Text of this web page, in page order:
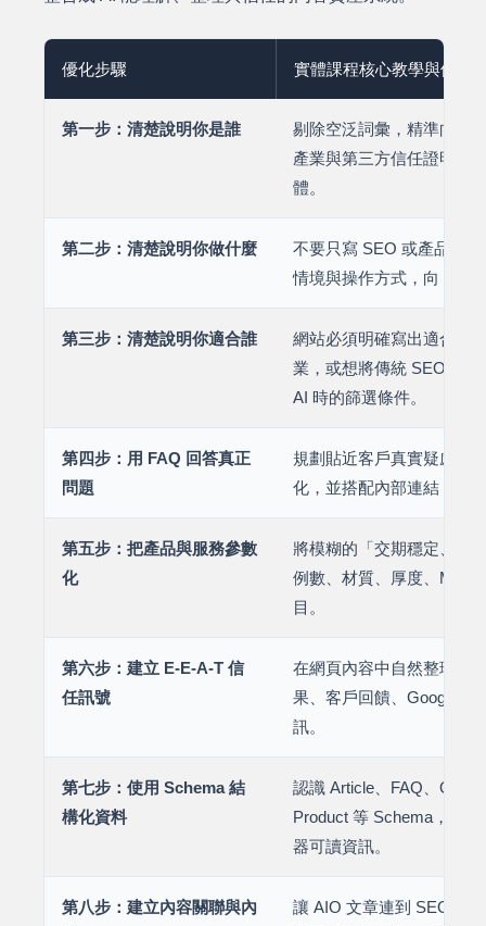
優化步驟 實體課程核心教學與優化
第一步：清楚說明你是誰
剔除空泛詞彙，精準向 AI
產業與第三方信任證明，
體。
第二步：清楚說明你做什麼
不要只寫 SEO 或產品名
情境與操作方式，向 AI
第三步：清楚說明你適合誰
網站必須明確寫出適合對
業，或想將傳統 SEO 升
AI 時的篩選條件。
第四步：用 FAQ 回答真正
問題
規劃貼近客戶真實疑慮的
化，並搭配內部連結，分
第五步：把產品與服務參數
化
將模糊的「交期穩定、經
例數、材質、厚度、
目。
第六步：建立 E-E-A-T 信
任訊號
在網頁內容中自然整理公
果、客戶回饋、Google
訊。
第七步：使用 Schema 結
構化資料
認識 Article、FAQ、
Product 等 Schema，為
器可讀資訊。
第八步：建立內容關聯與內
讓 AIO 文章連到 SEO 文